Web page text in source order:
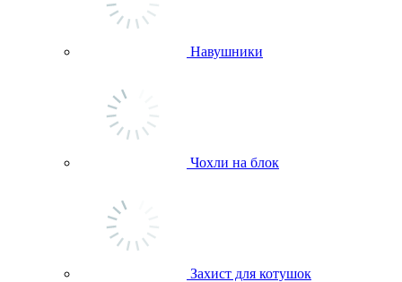
Навушники
Чохли на блок
Захист для котушок